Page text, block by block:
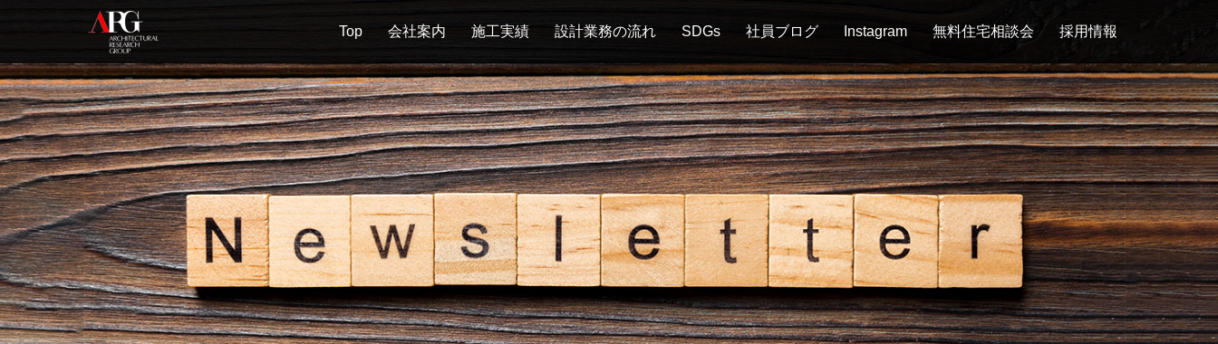
Top 会社案内 施工実績 設計業務の流れ SDGs 社員ブログ Instagram 無料住宅相談会 採用情報